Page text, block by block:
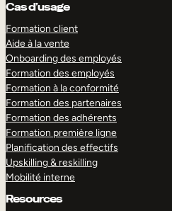
Cas d’usage
Formation client
Aide à la vente
Onboarding des employés
Formation des employés
Formation à la conformité
Formation des partenaires
Formation des adhérents
Formation première ligne
Planification des effectifs
Upskilling & reskilling
Mobilité interne
Resources